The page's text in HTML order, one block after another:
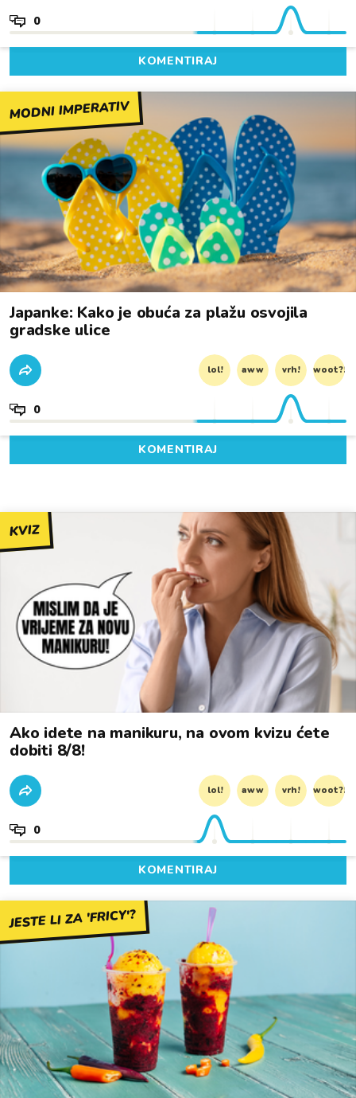
0
KOMENTIRAJ
MODNI IMPERATIV
Japanke: Kako je obuća za plažu osvojila
gradske ulice
lol! aww vrh! woot?!
0
KOMENTIRAJ
KVIZ
Ako idete na manikuru, na ovom kvizu ćete
dobiti 8/8!
lol! aww vrh! woot?!
0
KOMENTIRAJ
JESTE LI ZA 'FRICY'?